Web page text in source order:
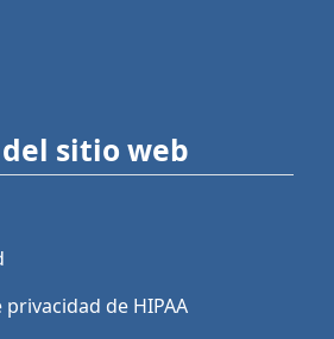
sitio web
de HIPAA